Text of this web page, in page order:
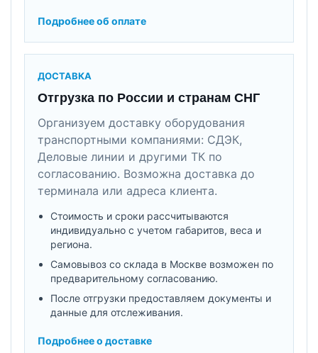
Подробнее об оплате
ДОСТАВКА
Отгрузка по России и странам СНГ
Организуем доставку оборудования
транспортными компаниями: СДЭК,
Деловые линии и другими ТК по
согласованию. Возможна доставка до
терминала или адреса клиента.
Стоимость и сроки рассчитываются
индивидуально с учетом габаритов, веса и
региона.
Самовывоз со склада в Москве возможен по
предварительному согласованию.
После отгрузки предоставляем документы и
данные для отслеживания.
Подробнее о доставке